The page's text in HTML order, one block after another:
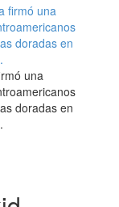
una
doradas en